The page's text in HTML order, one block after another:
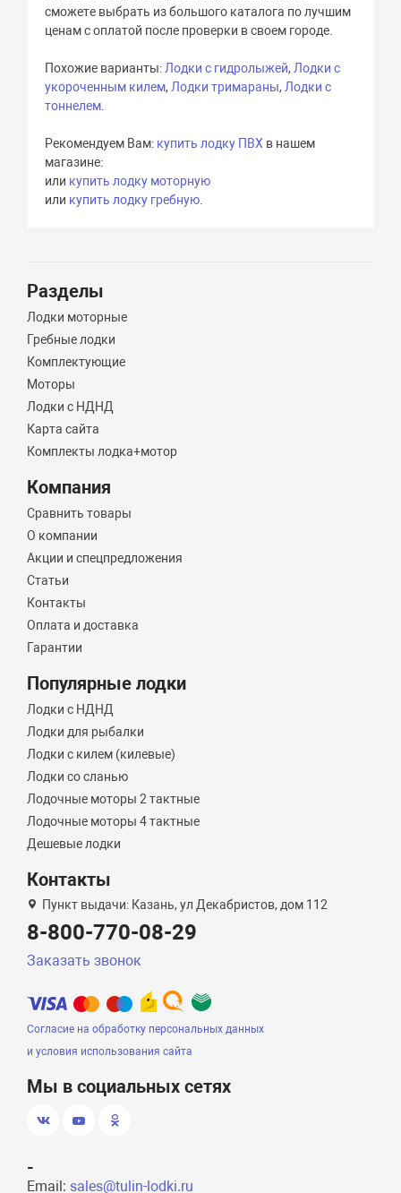
сможете выбрать из большого каталога по лучшим
ценам с оплатой после проверки в своем городе.
Похожие варианты: Лодки с гидролыжей, Лодки с
укороченным килем, Лодки тримараны, Лодки с
тоннелем
Рекомендуем Вам: купить лодку ПВХ в нашем
магазине:
или купить лодку моторную
или купить лодку гребную
Разделы
Лодки моторные
Гребные лодки
Комплектующие
Моторы
Лодки с НДНД
Карта сайта
Комплекты лодка+мотор
Компания
Сравнить товары
О компании
Акции и спецпредложения
Статьи
Контакты
Оплата и доставка
Гарантии
Популярные лодки
Лодки с НДНД
Лодки для рыбалки
Лодки с килем (килевые)
Лодки со сланью
Лодочные моторы 2 тактные
Лодочные моторы 4 тактные
Дешевые лодки
Контакты
Пункт выдачи: Казань, ул Декабристов, дом 112
8-800-770-08-29
Заказать звонок
Согласие на обработку персональных данных
и условия использования сайта
Мы в социальных сетях
-
Email: sales@tulin-lodki.ru